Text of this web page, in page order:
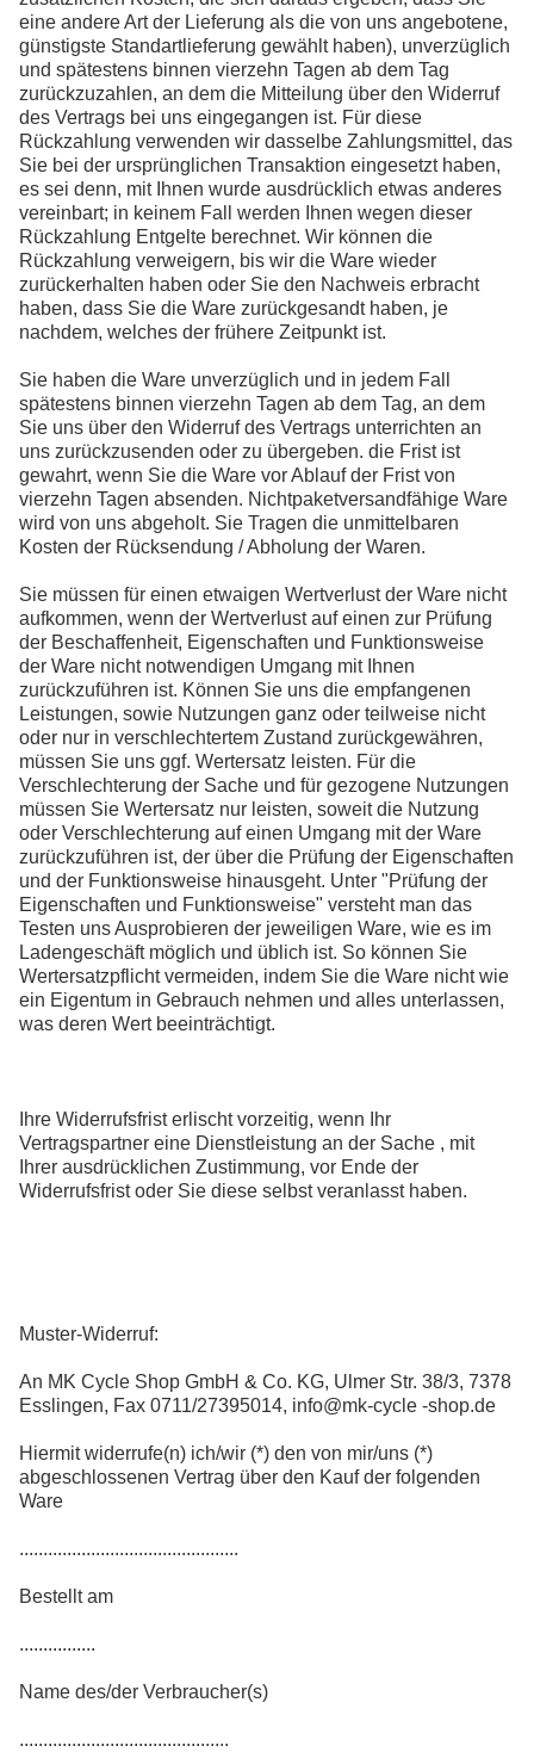
eine andere Art der Lieferung als die von uns angebotene,
günstigste Standartlieferung gewählt haben), unverzüglich
und spätestens binnen vierzehn Tagen ab dem Tag
zurückzuzahlen, an dem die Mitteilung über den Widerruf
des Vertrags bei uns eingegangen ist. Für diese
Rückzahlung verwenden wir dasselbe Zahlungsmittel, das
Sie bei der ursprünglichen Transaktion eingesetzt haben,
es sei denn, mit Ihnen wurde ausdrücklich etwas anderes
vereinbart; in keinem Fall werden Ihnen wegen dieser
Rückzahlung Entgelte berechnet. Wir können die
Rückzahlung verweigern, bis wir die Ware wieder
zurückerhalten haben oder Sie den Nachweis erbracht
haben, dass Sie die Ware zurückgesandt haben, je
nachdem, welches der frühere Zeitpunkt ist.
Sie haben die Ware unverzüglich und in jedem Fall
spätestens binnen vierzehn Tagen ab dem Tag, an dem
Sie uns über den Widerruf des Vertrags unterrichten an
uns zurückzusenden oder zu übergeben. die Frist ist
gewahrt, wenn Sie die Ware vor Ablauf der Frist von
vierzehn Tagen absenden. Nichtpaketversandfähige Ware
wird von uns abgeholt. Sie Tragen die unmittelbaren
Kosten der Rücksendung / Abholung der Waren.
Sie müssen für einen etwaigen Wertverlust der Ware nicht
aufkommen, wenn der Wertverlust auf einen zur Prüfung
der Beschaffenheit, Eigenschaften und Funktionsweise
der Ware nicht notwendigen Umgang mit Ihnen
zurückzuführen ist. Können Sie uns die empfangenen
Leistungen, sowie Nutzungen ganz oder teilweise nicht
oder nur in verschlechtertem Zustand zurückgewähren,
müssen Sie uns ggf. Wertersatz leisten. Für die
Verschlechterung der Sache und für gezogene Nutzungen
müssen Sie Wertersatz nur leisten, soweit die Nutzung
oder Verschlechterung auf einen Umgang mit der Ware
zurückzuführen ist, der über die Prüfung der Eigenschaften
und der Funktionsweise hinausgeht. Unter "Prüfung der
Eigenschaften und Funktionsweise" versteht man das
Testen uns Ausprobieren der jeweiligen Ware, wie es im
Ladengeschäft möglich und üblich ist. So können Sie
Wertersatzpflicht vermeiden, indem Sie die Ware nicht wie
ein Eigentum in Gebrauch nehmen und alles unterlassen,
was deren Wert beeinträchtigt.
Ihre Widerrufsfrist erlischt vorzeitig, wenn Ihr
Vertragspartner eine Dienstleistung an der Sache , mit
Ihrer ausdrücklichen Zustimmung, vor Ende der
Widerrufsfrist oder Sie diese selbst veranlasst haben.
Muster-Widerruf:
An MK Cycle Shop GmbH & Co. KG, Ulmer Str. 38/3, 7378
Esslingen, Fax 0711/27395014, info@mk-cycle -shop.de
Hiermit widerrufe(n) ich/wir (*) den von mir/uns (*)
abgeschlossenen Vertrag über den Kauf der folgenden
Ware
..............................................
Bestellt am
................
Name des/der Verbraucher(s)
............................................